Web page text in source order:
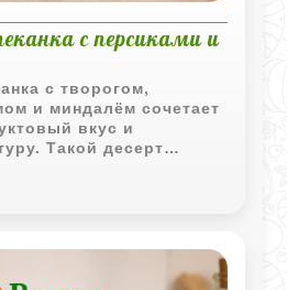
с персиками и
с творогом,
и миндалём сочетает
вкус и
Такой десерт
как для семейного
праздничного стола.